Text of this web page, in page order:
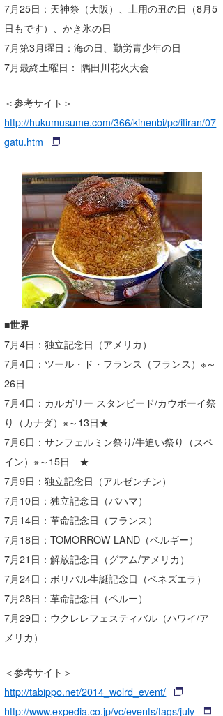
7月25日：天神祭（大阪）、土用の丑の日（8月5
日もです）、かき氷の日
7月第3月曜日：海の日、勤労青少年の日
7月最終土曜日： 隅田川花火大会
＜参考サイト＞
http://hukumusume.com/366/kinenbi/pc/itiran/07
gatu.htm
■世界
7月4日：独立記念日（アメリカ）
7月4日：ツール・ド・フランス（フランス）※～
26日
7月4日：カルガリー スタンピード/カウボーイ祭
り（カナダ）※～13日★
7月6日：サンフェルミン祭り/牛追い祭り（スペ
イン）※～15日 ★
7月9日：独立記念日（アルゼンチン）
7月10日：独立記念日（バハマ）
7月14日：革命記念日（フランス）
7月18日：TOMORROW LAND（ベルギー）
7月21日：解放記念日（グアム/アメリカ）
7月24日：ボリバル生誕記念日（ベネズエラ）
7月28日：革命記念日（ペルー）
7月29日：ウクレレフェスティバル（ハワイ/ア
メリカ）
＜参考サイト＞
http://tabippo.net/2014_wolrd_event/
http://www.expedia.co.jp/vc/events/tags/july